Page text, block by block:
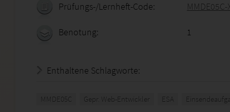
Prüfungs-/Lernheft-Code:
Benotung: 1
Enthaltene Schlagworte:
MMDE05C Gepr. Web-Entwickler ESA